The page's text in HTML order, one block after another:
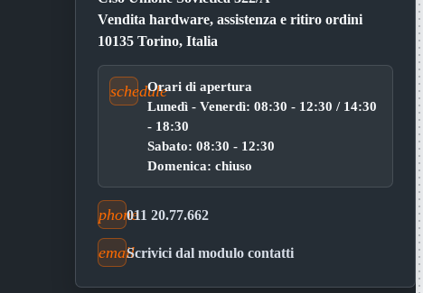
Vendita hardware, assistenza e ritiro ordini
10135 Torino, Italia
scheduleOrari di apertura
Lunedì - Venerdì: 08:30 - 12:30 / 14:30
- 18:30
Sabato: 08:30 - 12:30
Domenica: chiuso
phone011 20.77.662
emailScrivici dal modulo contatti